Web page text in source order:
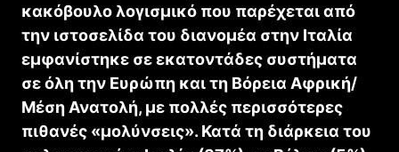
κακόβουλο λογισμικό που παρέχεται από
την ιστοσελίδα του διανομέα στην Ιταλία
εμφανίστηκε σε εκατοντάδες συστήματα
σε όλη την Ευρώπη και τη Βόρεια Αφρική/
Μέση Ανατολή, με πολλές περισσότερες
πιθανές «μολύνσεις». Κατά τη διάρκεια του